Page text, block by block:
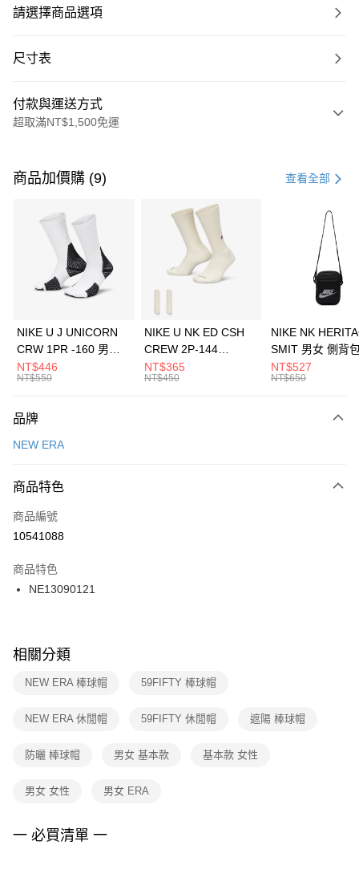
請選擇商品選項
尺寸表
付款與運送方式
超取滿NT$1,500免運
信用卡一次付款
3 期 0 利率 每期 21家銀行
合作金庫商業銀行
第一商業銀行
華南商業銀行
彰化商業銀行
上海商業儲蓄銀行
元大商業銀行
台灣樂天信用卡公司
Apple Pay
全盈+PAY
AFTEE先享後付
【關於「AFTEE先享後付」】
便利好安心！
３．安心：先確認商品／服務後，再付款。
【「AFTEE先享後付」結帳流程】
１．於結帳方式選擇「AFTEE先享後付」後，將跳轉至「AFTEE先享後付」
２．訂單成立數日內，您將收到繳費通知簡訊。
３．收到繳費通知簡訊後14天內，點擊此簡訊中的連結，可透過四大超商／
ATM／網路銀行／等多元方式進行付款，方視為交易完成。
※ 交易是否成功請以「AFTEE先享後付 」之結帳頁面顯示為準，若有關於
是否繳費成功／繳費後需取消欲退款等相關疑問，請聯繫「AFTEE先享後付
客戶支援中心」https://netprotections.freshdesk.com/support/home
１．透過由恩沛科技股份有限公司提供之「AFTEE先享後付」服務完成之交
權轉讓予恩沛科技股份有限公司。
３．未成年的使用者請事先徵得法定代理人或監護人之同意方可使用
４．使用「AFTEE先享後付」時，將依據個別帳號之用戶狀況，依本公司即
運送方式
每筆NT$100，滿NT$1,500(含以上)免運費
宅配
每筆NT$100，滿NT$1,500(含以上)免運費
付款後門市自取
每筆NT$100，滿NT$1,500(含以上)免運費
商品加價購 (9) 查看全部
NIKE U J UNICORN
CRW 1PR -160 男女
中統襪 FZ3393100
NT$446
NT$550
NIKE U NK ED CSH
CREW 2P-144
EMBRDY 男女 短統襪
FZ3073133
NT$365
NT$450
NIKE NK
SMIT 男女 側背
BA5871010
NT$527
NT$650
品牌
NEW ERA
商品特色
商品編號
10541088
商品特色
NE13090121
相關分類
NEW ERA 棒球帽 59FIFTY 棒球帽
NEW ERA 休閒帽 59FIFTY 休閒帽 遮陽 棒球帽
防曬 棒球帽 男女 基本款 基本款 女性
男女 女性 男女 ERA
一 必買清單 一